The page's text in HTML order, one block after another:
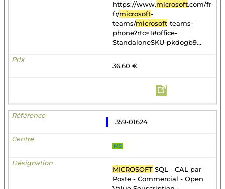
https://www.microsoft.com/fr-
fr/microsoft-
teams/microsoft-teams-
phone?rtc=1#office-
StandaloneSKU-pkdogb9...
36,60 €
359-01624
MS
MICROSOFT SQL - CAL par
Poste - Commercial - Open